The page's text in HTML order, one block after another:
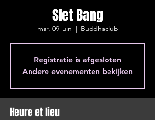
Slet Bang
mar. 09 juin
  |
Buddhaclub
Registratie is afgesloten
Andere evenementen bekijken
Heure et lieu